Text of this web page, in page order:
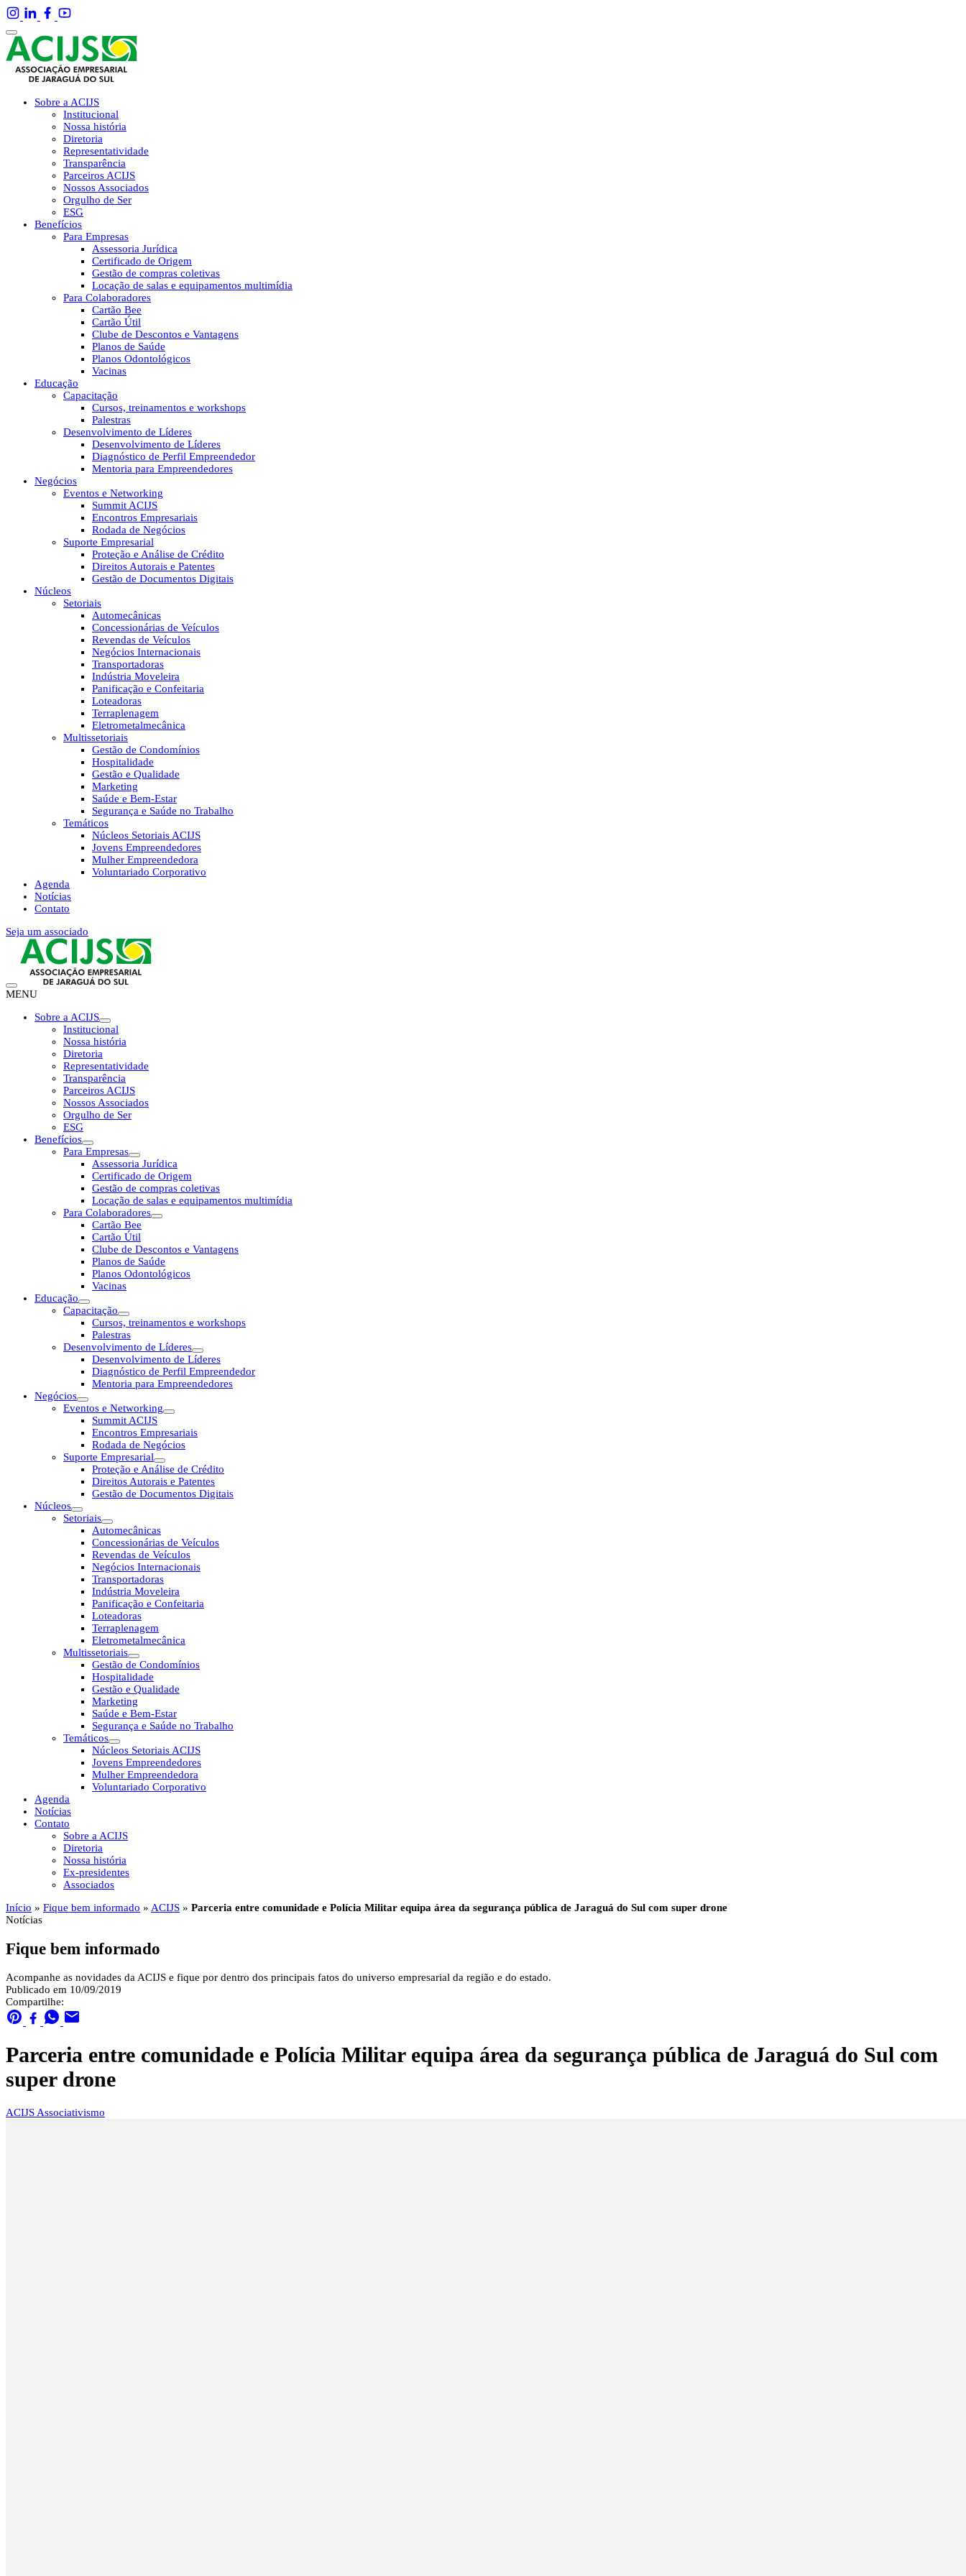
Sobre a ACIJS
Institucional
Nossa história
Diretoria
Representatividade
Transparência
Parceiros ACIJS
Nossos Associados
Orgulho de Ser
ESG
Benefícios
Para Empresas
Assessoria Jurídica
Certificado de Origem
Gestão de compras coletivas
Locação de salas e equipamentos multimídia
Para Colaboradores
Cartão Bee
Cartão Útil
Clube de Descontos e Vantagens
Planos de Saúde
Planos Odontológicos
Vacinas
Educação
Capacitação
Cursos, treinamentos e workshops
Palestras
Desenvolvimento de Líderes
Desenvolvimento de Líderes
Diagnóstico de Perfil Empreendedor
Mentoria para Empreendedores
Negócios
Eventos e Networking
Summit ACIJS
Encontros Empresariais
Rodada de Negócios
Suporte Empresarial
Proteção e Análise de Crédito
Direitos Autorais e Patentes
Gestão de Documentos Digitais
Núcleos
Setoriais
Automecânicas
Concessionárias de Veículos
Revendas de Veículos
Negócios Internacionais
Transportadoras
Indústria Moveleira
Panificação e Confeitaria
Loteadoras
Terraplenagem
Eletrometalmecânica
Multissetoriais
Gestão de Condomínios
Hospitalidade
Gestão e Qualidade
Marketing
Saúde e Bem-Estar
Segurança e Saúde no Trabalho
Temáticos
Núcleos Setoriais ACIJS
Jovens Empreendedores
Mulher Empreendedora
Voluntariado Corporativo
Agenda
Notícias
Contato
Seja um associado
MENU
Sobre a ACIJS
Institucional
Nossa história
Diretoria
Representatividade
Transparência
Parceiros ACIJS
Nossos Associados
Orgulho de Ser
ESG
Benefícios
Para Empresas
Assessoria Jurídica
Certificado de Origem
Gestão de compras coletivas
Locação de salas e equipamentos multimídia
Para Colaboradores
Cartão Bee
Cartão Útil
Clube de Descontos e Vantagens
Planos de Saúde
Planos Odontológicos
Vacinas
Educação
Capacitação
Cursos, treinamentos e workshops
Palestras
Desenvolvimento de Líderes
Desenvolvimento de Líderes
Diagnóstico de Perfil Empreendedor
Mentoria para Empreendedores
Negócios
Eventos e Networking
Summit ACIJS
Encontros Empresariais
Rodada de Negócios
Suporte Empresarial
Proteção e Análise de Crédito
Direitos Autorais e Patentes
Gestão de Documentos Digitais
Núcleos
Setoriais
Automecânicas
Concessionárias de Veículos
Revendas de Veículos
Negócios Internacionais
Transportadoras
Indústria Moveleira
Panificação e Confeitaria
Loteadoras
Terraplenagem
Eletrometalmecânica
Multissetoriais
Gestão de Condomínios
Hospitalidade
Gestão e Qualidade
Marketing
Saúde e Bem-Estar
Segurança e Saúde no Trabalho
Temáticos
Núcleos Setoriais ACIJS
Jovens Empreendedores
Mulher Empreendedora
Voluntariado Corporativo
Agenda
Notícias
Contato
Sobre a ACIJS
Diretoria
Nossa história
Ex-presidentes
Associados
Início » Fique bem informado » ACIJS » Parceria entre comunidade e Polícia Militar equipa área da segurança pública de Jaraguá do Sul com super drone
Notícias
Fique bem informado
Acompanhe as novidades da ACIJS e fique por dentro dos principais fatos do universo empresarial da região e do estado.
Publicado em 10/09/2019
Compartilhe:
Parceria entre comunidade e Polícia Militar equipa área da segurança pública de Jaraguá do Sul com
super drone
ACIJS Associativismo